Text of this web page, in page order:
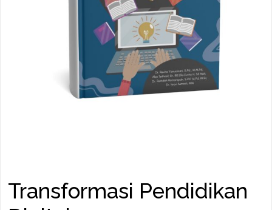
Transformasi Pendidikan